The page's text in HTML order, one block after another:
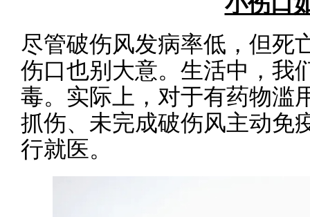
尽管破伤风发病率低，但死
伤口也别大意。生活中，我
毒。实际上，对于有药物滥
抓伤、未完成破伤风主动免
行就医。